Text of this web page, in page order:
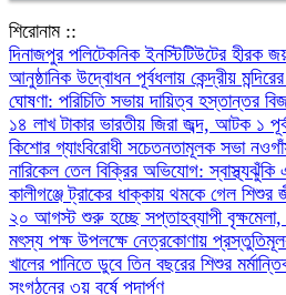
শিরোনাম ::
দিনাজপুর পলিটেকনিক ইনস্টিটিউটের হীরক
আনুষ্ঠানিক উদ্বোধন পূর্বধলায় কেন্দ্রীয়
ঘোষণা: পরিচিতি সভায় দায়িত্ব হস্তান্তর
১৪ লাখ টাকার ভারতীয় জিরা জব্দ, আটক ১
কিশোর গ্যাংবিরোধী সচেতনতামূলক সভা
নারিকেল তেল বিক্রির অভিযোগ:
কালীগঞ্জে ট্রাকের ধাক্কায় থমকে গেল
২০ আগস্ট শুরু হচ্ছে সপ্তাহব্যাপী
মৎস্য পক্ষ উপলক্ষে নেত্রকোণায়
খালের পানিতে ডুবে তিন বছরের শিশুর
সংগঠনের ৩য় বর্ষে পদার্পণ